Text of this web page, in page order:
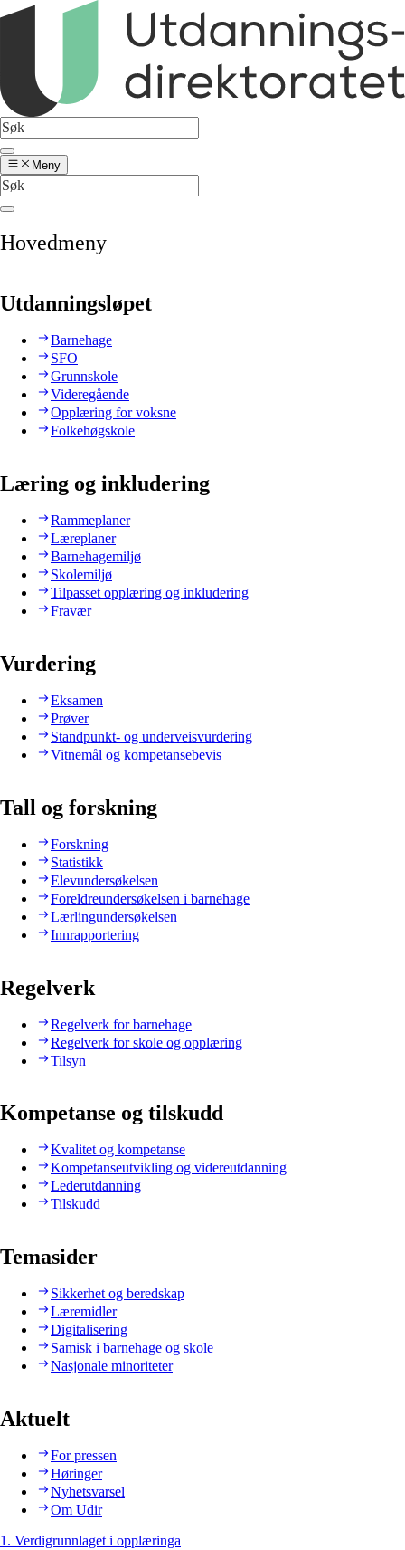
Meny
Hovedmeny
Utdanningsløpet
Barnehage
SFO
Grunnskole
Videregående
Opplæring for voksne
Folkehøgskole
Læring og inkludering
Rammeplaner
Læreplaner
Barnehagemiljø
Skolemiljø
Tilpasset opplæring og inkludering
Fravær
Vurdering
Eksamen
Prøver
Standpunkt- og underveisvurdering
Vitnemål og kompetansebevis
Tall og forskning
Forskning
Statistikk
Elevundersøkelsen
Foreldreundersøkelsen i barnehage
Lærlingundersøkelsen
Innrapportering
Regelverk
Regelverk for barnehage
Regelverk for skole og opplæring
Tilsyn
Kompetanse og tilskudd
Kvalitet og kompetanse
Kompetanseutvikling og videreutdanning
Lederutdanning
Tilskudd
Temasider
Sikkerhet og beredskap
Læremidler
Digitalisering
Samisk i barnehage og skole
Nasjonale minoriteter
Aktuelt
For pressen
Høringer
Nyhetsvarsel
Om Udir
1. Verdigrunnlaget i opplæringa